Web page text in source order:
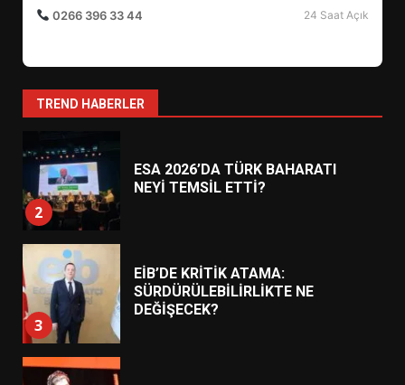
0266 396 33 44
24 Saat Açık
TREND HABERLER
1
HAREKETE GEÇİYOR: GÖZLER
2
ESA 2026’DA TÜRK BAHARATI
NEYİ TEMSİL ETTİ?
3
EİB’DE KRİTİK ATAMA:
SÜRDÜRÜLEBİLİRLİKTE NE
DEĞİŞECEK?